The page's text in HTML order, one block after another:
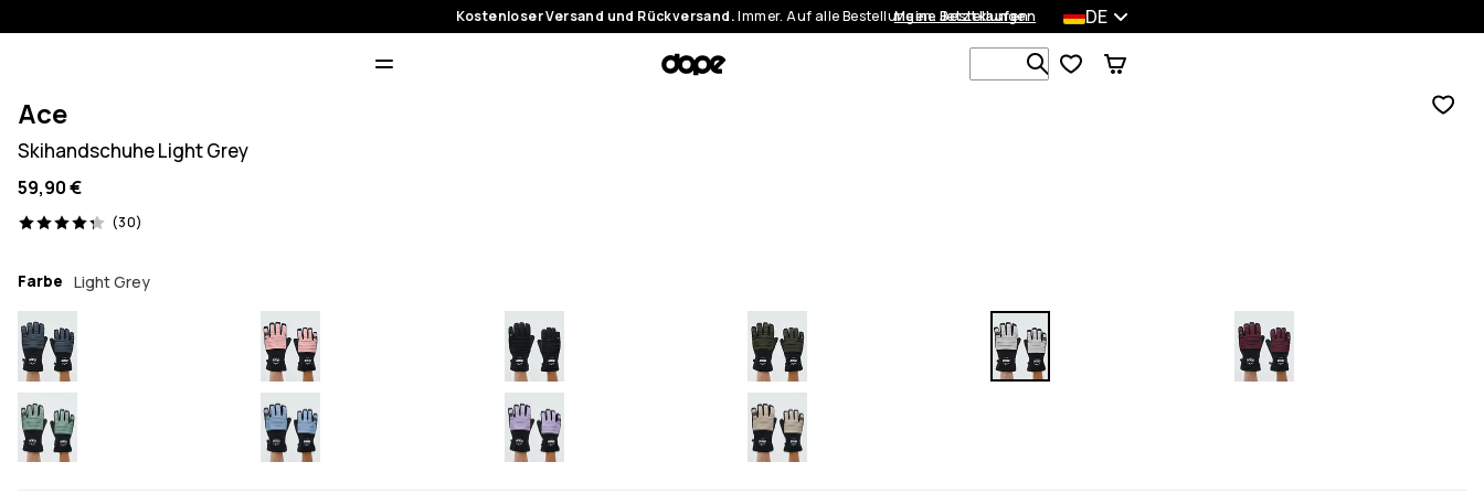
Kostenloser Versand und Rückversand.Immer. Auf alle Bestellungen. Jetzt kaufen
Meine Bestellungen DE
Durchsuche 1 000+ Produkte
Ace
Skihandschuhe Light Grey
59,90 €
(30)
30 Reviews, 4.3/5
Farbe Light Grey